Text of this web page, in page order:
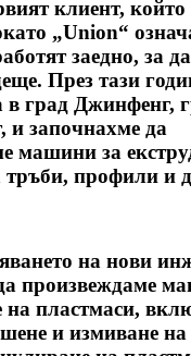
клиент, който
„Union“
заедно, за
През тази
в град Джинфенг,
и започнахме да
машини за
тръби, профили и
на нови
произвеждаме
на пластмаси,
и измиване на